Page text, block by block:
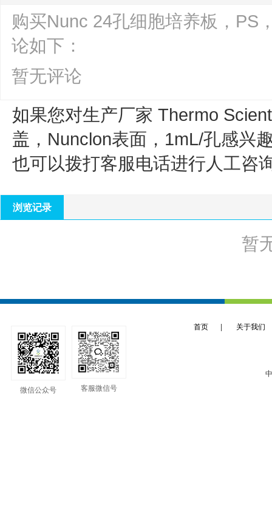
购买Nunc 24孔细胞培养板，PS
论如下：
暂无评论
如果您对生产厂家 Thermo
盖，Nunclon表面，1mL/孔感兴
也可以拨打客服电话进行人工咨
浏览记录
暂
首页 关于我们
微信公众号
客服微信号